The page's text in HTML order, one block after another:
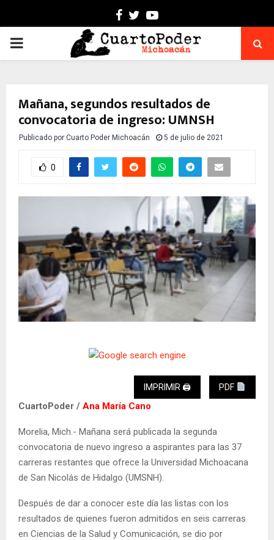
Facebook
TwitterYoutube
PRIMARY
Mañana, segundos resultados de
convocatoria de ingreso: UMNSH
Publicado por Cuarto Poder Michoacán 5 de julio de 2021
0
IMPRIMIR 🖨 PDF
CuartoPoder / Ana María Cano
Morelia, Mich.- Mañana será publicada la segunda
convocatoria de nuevo ingreso a aspirantes para las 37
carreras restantes que ofrece la Universidad Michoacana
de San Nicolás de Hidalgo (UMSNH).
Después de dar a conocer este día las listas con los
resultados de quienes fueron admitidos en seis carreras
en Ciencias de la Salud y Comunicación, se dio por